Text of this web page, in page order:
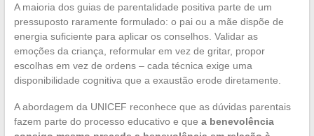
A maioria dos guias de parentalidade positiva parte de um
pressuposto raramente formulado: o pai ou a mãe dispõe de
energia suficiente para aplicar os conselhos. Validar as
emoções da criança, reformular em vez de gritar, propor
escolhas em vez de ordens – cada técnica exige uma
disponibilidade cognitiva que a exaustão erode diretamente.
A abordagem da UNICEF reconhece que as dúvidas parentais
fazem parte do processo educativo e que a benevolência